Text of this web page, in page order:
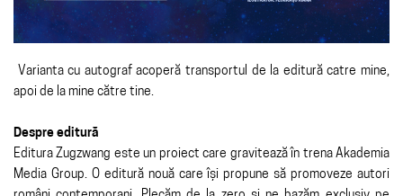
Varianta cu autograf acoperă transportul de la editură catre mine,
apoi de la mine către tine.
Despre editură
Editura Zugzwang este un proiect care gravitează în trena Akademia
Media Group. O editură nouă care își propune să promoveze autori